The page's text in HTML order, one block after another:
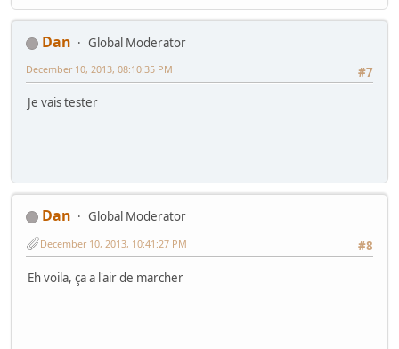
Dan
Global Moderator
#7
December 10, 2013, 08:10:35 PM
Je vais tester
Dan
Global Moderator
#8
December 10, 2013, 10:41:27 PM
Eh voila, ça a l'air de marcher